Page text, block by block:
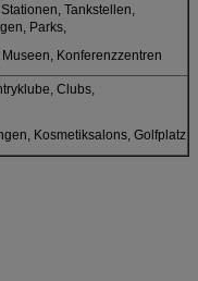
Tankstellen,
Parks,
Konferenzzentren
Clubs,
Kosmetiksalons, Golfplatz